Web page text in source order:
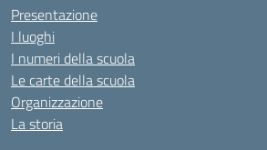
Presentazione
I luoghi
I numeri della scuola
Le carte della scuola
Organizzazione
La storia